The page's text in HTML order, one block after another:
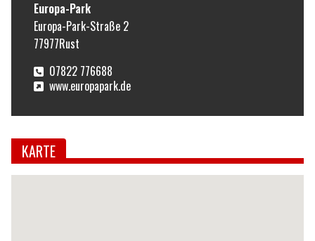
Europa-Park
Europa-Park-Straße 2
77977Rust
07822 776688
www.europapark.de
KARTE